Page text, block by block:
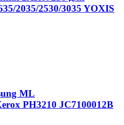
2035/2530/3035 YOXIS
ML
PH3210 JC7100012B